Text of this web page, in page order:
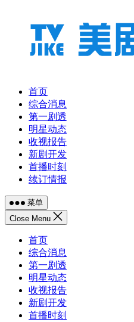
首页
综合消息
第一剧透
明星动态
收视报告
新剧开发
首播时刻
续订情报
菜单
Close Menu
首页
综合消息
第一剧透
明星动态
收视报告
新剧开发
首播时刻